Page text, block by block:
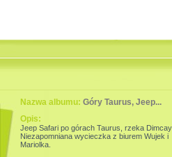
Nazwa albumu: Góry Taurus, Jeep...
Opis:
Jeep Safari po górach Taurus, rzeka
Niezapomniana wycieczka z biurem Wujek i
Mariolka.